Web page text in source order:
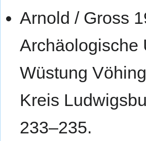
Arnold / Gross
Archäologische
Wüstung
Kreis
233–235.